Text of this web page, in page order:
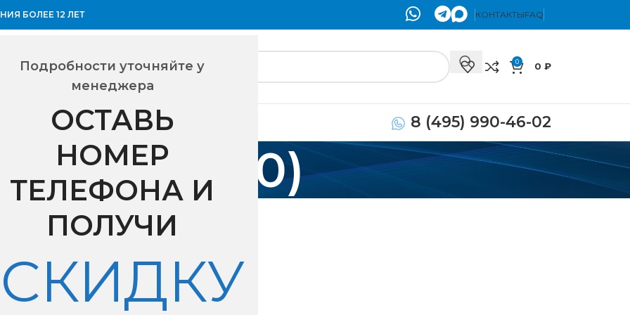
Подробности уточняйте у
менеджера
ОСТАВЬ
НОМЕР
ТЕЛЕФОНА И
ПОЛУЧИ
СКИДКУ
БОЛЕЕ 12 ЛЕТ КОНТАКТЫFAQ
0 0 ₽
8 (495) 990-46-02
(330-2350)